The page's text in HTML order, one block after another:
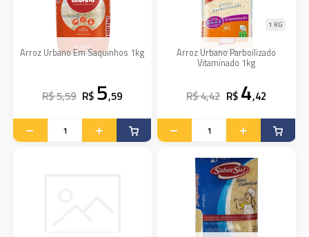
Arroz Urbano Em Saquinhos 1kg
R$ 5,59 R$ 5,59
Arroz Urbano Parboilizado
Vitaminado 1kg
1 KG
R$ 4,42 R$ 4,42